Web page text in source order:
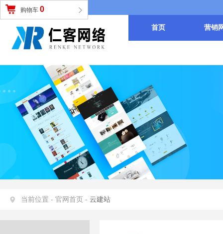
购物车 0
首页 营销
会员登录 | 会员注册
当前位置 - 官网首页 - 云建站